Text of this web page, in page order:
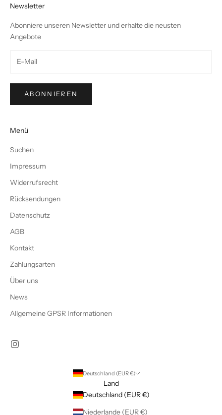
Newsletter
Abonniere unseren Newsletter und erhalte die neusten
Angebote
ABONNIEREN
Menü
Suchen
Impressum
Widerrufsrecht
Rücksendungen
Datenschutz
AGB
Kontakt
Zahlungsarten
Über uns
News
Allgemeine GPSR Informationen
Deutschland (EUR €)
Land
Deutschland (EUR €)
Niederlande (EUR €)